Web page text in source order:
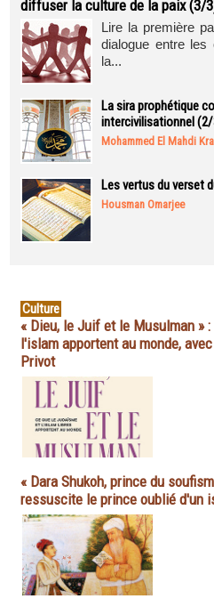
diffuser la culture de la paix (3/
Lire la première
dialogue entre
la...
La sira prophétique
intercivilisationnel
Mohammed El Mahdi
Les vertus du verset
Housman Omarjee
Culture
« Dieu, le Juif et le Musulman »
l'islam apportent au monde,
Privot
« Dara Shukoh, prince du
ressuscite le prince oublié d'un